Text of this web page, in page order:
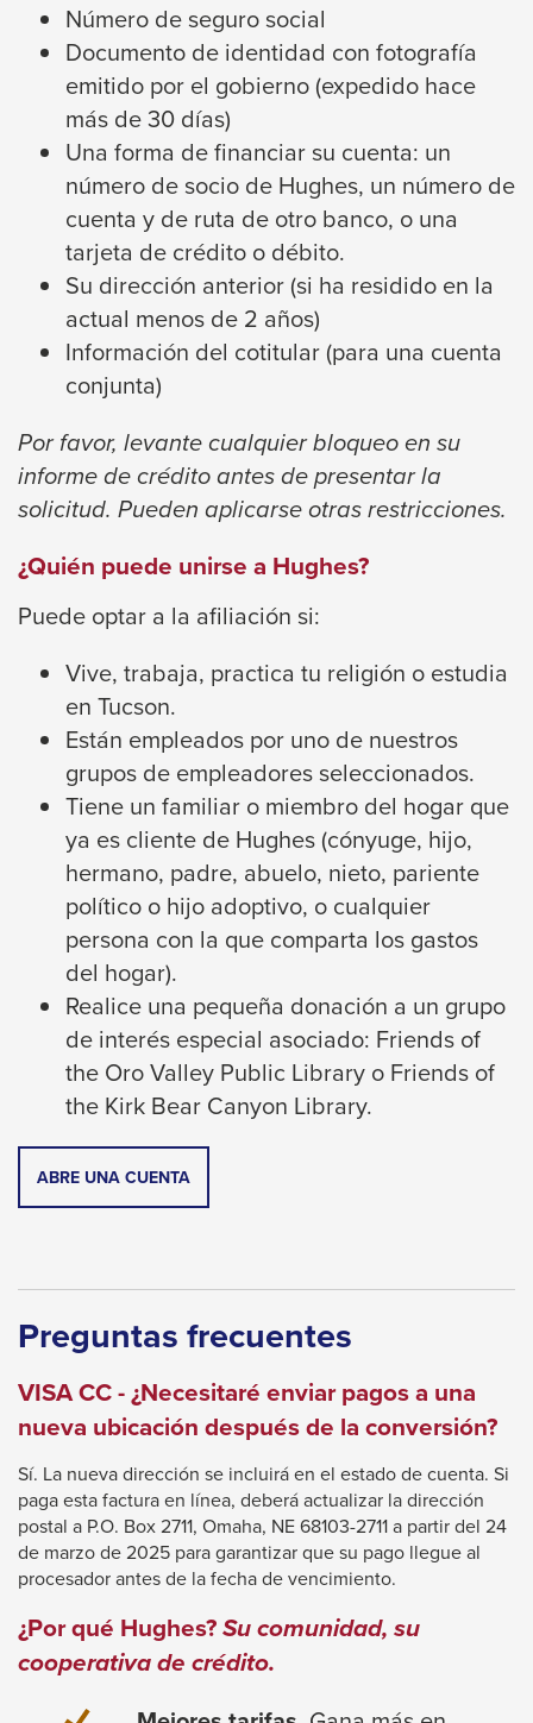
menus
levels.
Up
Down
arrows
will
open
main
menus
and
toggle
through
sub
links.
Enter
space
open
menus
escape
closes
them
move
to
the
of
the
site
rather
than
go
through
menu
items.
Número de seguro social
Documento de identidad con fotografía
emitido por el gobierno (expedido hace
más de 30 días)
Una forma de financiar su cuenta: un
número de socio de Hughes, un número de
cuenta y de ruta de otro banco, o una
tarjeta de crédito o débito.
Su dirección anterior (si ha residido en la
actual menos de 2 años)
Información del cotitular (para una cuenta
conjunta)
Por favor, levante cualquier bloqueo en su
informe de crédito antes de presentar la
solicitud. Pueden aplicarse otras restricciones.
¿Quién puede unirse a Hughes?
Puede optar a la afiliación si:
Vive, trabaja, practica tu religión o estudia
en Tucson.
Están empleados por uno de nuestros
grupos de empleadores seleccionados.
Tiene un familiar o miembro del hogar que
ya es cliente de Hughes (cónyuge, hijo,
hermano, padre, abuelo, nieto, pariente
político o hijo adoptivo, o cualquier
persona con la que comparta los gastos
del hogar).
Realice una pequeña donación a un grupo
de interés especial asociado: Friends of
the Oro Valley Public Library o Friends of
the Kirk Bear Canyon Library.
ABRE UNA CUENTA
POPUP
Preguntas frecuentes
VISA CC - ¿Necesitaré enviar pagos a una
nueva ubicación después de la conversión?
Sí. La nueva dirección se incluirá en el estado de cuenta. Si
paga esta factura en línea, deberá actualizar la dirección
postal a P.O. Box 2711, Omaha, NE 68103-2711 a partir del 24
de marzo de 2025 para garantizar que su pago llegue al
procesador antes de la fecha de vencimiento.
¿Por qué Hughes?Su comunidad, su
cooperativa de crédito.